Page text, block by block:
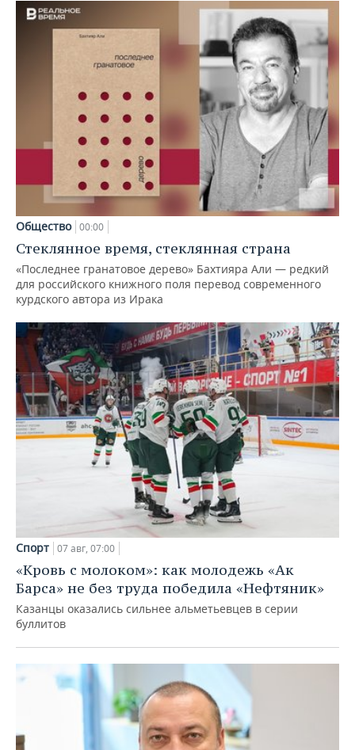
Общество 00:00
Стеклянное время, стеклянная страна
«Последнее гранатовое дерево» Бахтияра Али — редкий
для российского книжного поля перевод современного
курдского автора из Ирака
Спорт 07 авг, 07:00
«Кровь с молоком»: как молодежь «Ак
Барса» не без труда победила «Нефтяник»
Казанцы оказались сильнее альметьевцев в серии
буллитов